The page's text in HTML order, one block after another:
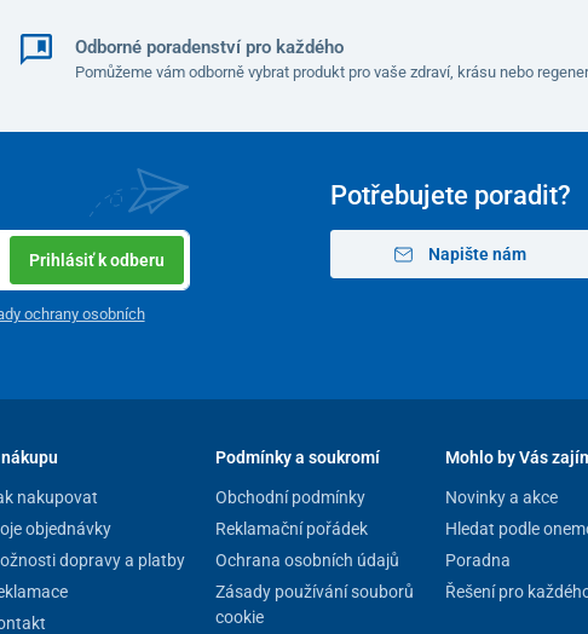
Odborné poradenství pro každého
Pomůžeme vám odborně vybrat produkt pro vaše zdraví, krásu nebo
Potřebujete poradit?
Napište nám
Prihlásiť k odberu
ochrany osobních
nakupovat
objednávky
dopravy a platby
Podmínky a soukromí
Obchodní podmínky
Reklamační pořádek
Ochrana osobních údajů
Zásady používání souborů
cookie
Mohlo by Vás
Novinky a akce
Hledat podle
Poradna
Řešení pro